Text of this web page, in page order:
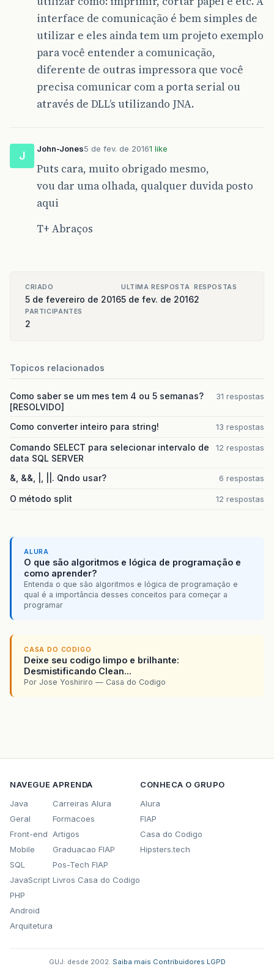
interface de comunicação é bem simples de
utilizar e eles ainda tem um projeto exemplo
para você entender a comunicação,
diferente de outras impressora que você
precisa comunicar com a porta serial ou
através de DLL’s utilizando JNA.
J
John-Jones5 de fev. de 20161 like
Puts cara, muito obrigado mesmo,
vou dar uma olhada, qualquer duvida posto
aqui
T+ Abraços
CRIADO
5 de fevereiro de 2016
ULTIMA RESPOSTA
5 de fev. de 2016
RESPOSTAS
2
PARTICIPANTES
2
Topicos relacionados
Como saber se um mes tem 4 ou 5 semanas?
[RESOLVIDO]
31 respostas
Como converter inteiro para string! 13 respostas
Comando SELECT para selecionar intervalo de
data SQL SERVER
12 respostas
&, &&, |, ||. Qndo usar? 6 respostas
O método split 12 respostas
ALURA
O que são algoritmos e lógica de programação e
como aprender?
Entenda o que são algoritmos e lógica de programação e
qual é a importância desses conceitos para começar a
programar
CASA DO CODIGO
Deixe seu codigo limpo e brilhante:
Desmistificando Clean...
Por Jose Yoshiriro — Casa do Codigo
NAVEGUE
Java
Geral
Front-end
Mobile
SQL
JavaScript
PHP
Android
Arquitetura
APRENDA
Carreiras Alura
Formacoes
Artigos
Graduacao FIAP
Pos-Tech FIAP
Livros Casa do Codigo
CONHECA O GRUPO
Alura
FIAP
Casa do Codigo
Hipsters.tech
GUJ: desde 2002. Saiba mais Contribuidores LGPD